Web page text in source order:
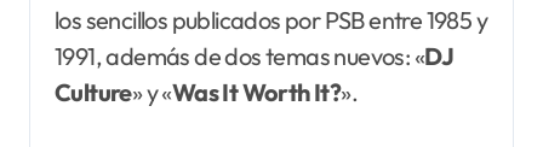
los sencillos publicados por PSB entre 1985 y
1991, además de dos temas nuevos: «DJ
Culture» y «Was It Worth It?».